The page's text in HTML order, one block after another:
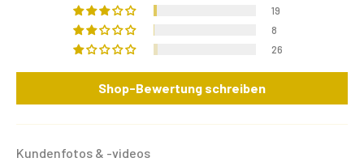
19
8
26
Shop-Bewertung schreiben
Kundenfotos & -videos